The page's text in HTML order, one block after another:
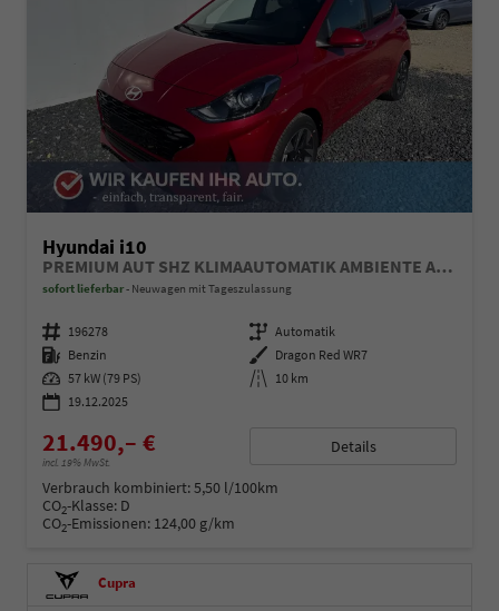
Hyundai i10
PREMIUM AUT SHZ KLIMAAUTOMATIK AMBIENTE ALU RFK PDC NAVI
sofort lieferbar Neuwagen mit Tageszulassung
Fahrzeugnummer 196278 Getriebe Automatik
Kraftstoff Benzin Außenfarbe Dragon Red WR7
Leistung 57 kW (79 PS) Kilometerstand 10 km
19.12.2025
21.490,– €
incl. 19% MwSt.
Details
Verbrauch kombiniert:5,50 l/100km
CO2-Klasse: D
CO2-Emissionen: 124,00 g/km
Cupra